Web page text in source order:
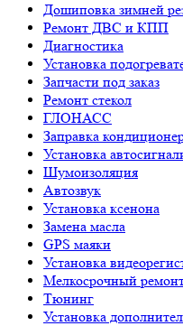
Дошиповка зимней
Ремонт ДВС и КПП
Диагностика
Установка
Запчасти под заказ
Ремонт стекол
ГЛОНАСС
Заправка
Установка
Шумоизоляция
Aвтозвук
Установка ксенона
Замена масла
GPS маяки
Установка
Mелкосрочный
Tюнинг
Установка